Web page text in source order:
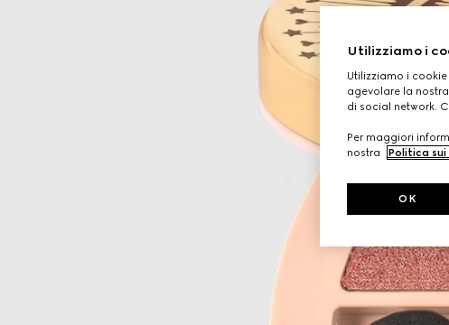
Utilizziamo i
Utilizziamo i
agevolare la
di social network.
Per maggiori
nostra
Politica sui
OK